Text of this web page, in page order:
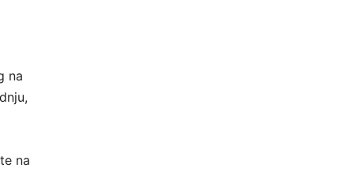
na
na